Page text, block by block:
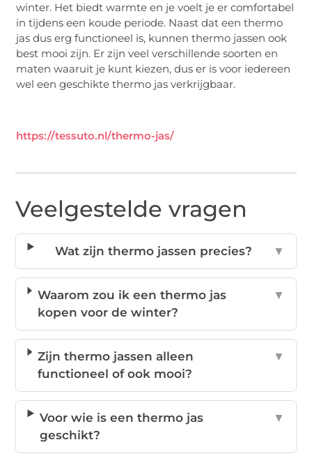
winter. Het biedt warmte en je voelt je er comfortabel
in tijdens een koude periode. Naast dat een thermo
jas dus erg functioneel is, kunnen thermo jassen ook
best mooi zijn. Er zijn veel verschillende soorten en
maten waaruit je kunt kiezen, dus er is voor iedereen
wel een geschikte thermo jas verkrijgbaar.
https://tessuto.nl/thermo-jas/
Veelgestelde vragen
Wat zijn thermo jassen precies? ▼
Waarom zou ik een thermo jas
kopen voor de winter?
▼
Zijn thermo jassen alleen
functioneel of ook mooi?
▼
Voor wie is een thermo jas
geschikt?
▼